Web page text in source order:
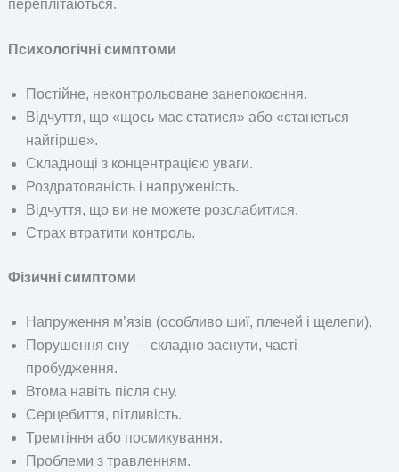
переплітаються.
Психологічні симптоми
Постійне, неконтрольоване занепокоєння.
Відчуття, що «щось має статися» або «станеться
найгірше».
Складнощі з концентрацією уваги.
Роздратованість і напруженість.
Відчуття, що ви не можете розслабитися.
Страх втратити контроль.
Фізичні симптоми
Напруження м’язів (особливо шиї, плечей і щелепи).
Порушення сну — складно заснути, часті
пробудження.
Втома навіть після сну.
Серцебиття, пітливість.
Тремтіння або посмикування.
Проблеми з травленням.